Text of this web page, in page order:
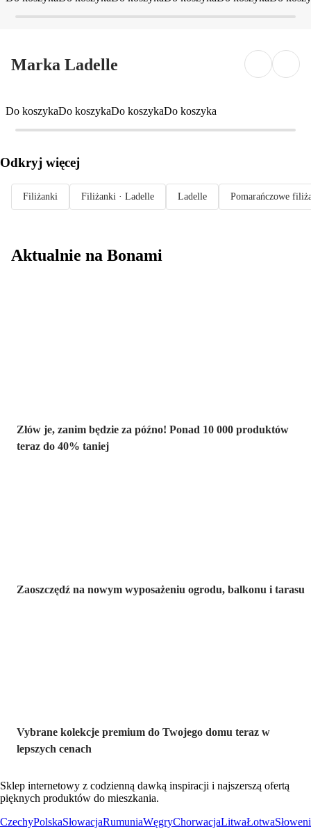
Marka Ladelle
Do koszykaDo koszykaDo koszykaDo koszyka
Odkryj więcej
Filiżanki Filiżanki · Ladelle Ladelle Pomarańczowe
Aktualnie na Bonami
Złów je, zanim będzie za późno! Ponad 10 000 produktów
teraz do 40% taniej
Zaoszczędź na nowym wyposażeniu ogrodu, balkonu i tarasu
Vybrane kolekcje premium do Twojego domu teraz w
lepszych cenach
Sklep internetowy z codzienną dawką inspiracji i najszerszą ofertą
pięknych produktów do mieszkania.
CzechyPolskaSłowacjaRumuniaWęgryChorwacjaLitwaŁotwa